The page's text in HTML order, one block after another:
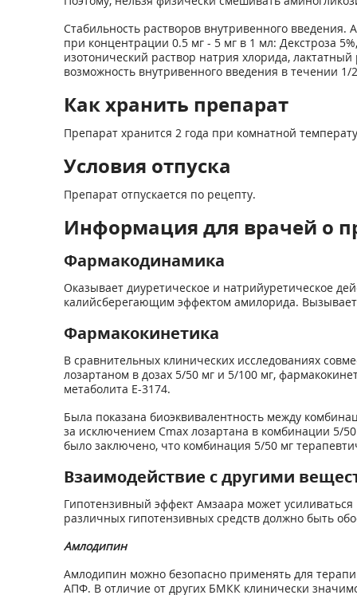
Стабильность растворов внутривенного
при концентрации 0.5 мг - 5 мг в 1 мл: Декстроза
изотонический раствор натрия хлорида,
возможность внутривенного введения в течении 1/
Как хранить препарат
Препарат хранится 2 года при комнатной
Условия отпуска
Препарат отпускается по рецепту.
Информация для врачей о
Фармакодинамика
Оказывает диуретическое и натрийуретическое
калийсберегающим эффектом амилорида.
Фармакокинетика
В сравнительных клинических исследованиях
лозартаном в дозах 5/50 мг и 5/100 мг,
метаболита Е-3174.
Была показана биоэквивалентность между
за исключением Сmaхлозартана в комбинации 5/50
было заключено, что комбинация 5/50 мг
Взаимодействие с другими
Гипотензивный эффект Амзаара может
различных гипотензивных средств должно быть
Амлодипин
Амлодипин можно безопасно применять для
АПФ. В отличие от других БМКК клинически